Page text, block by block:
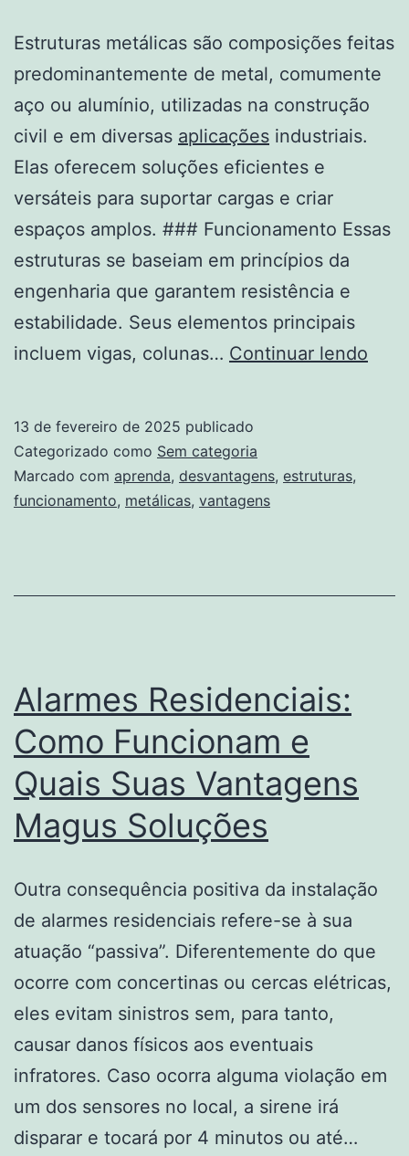
Estruturas metálicas são composições feitas
predominantemente de metal, comumente
aço ou alumínio, utilizadas na construção
civil e em diversas aplicações industriais.
Elas oferecem soluções eficientes e
versáteis para suportar cargas e criar
espaços amplos. ### Funcionamento Essas
estruturas se baseiam em princípios da
engenharia que garantem resistência e
estabilidade. Seus elementos principais
incluem vigas, colunas… Continuar lendo
13 de fevereiro de 2025 publicado
Categorizado como Sem categoria
Marcado com aprenda, desvantagens, estruturas,
funcionamento, metálicas, vantagens
Alarmes Residenciais:
Como Funcionam e
Quais Suas Vantagens
Magus Soluções
Outra consequência positiva da instalação
de alarmes residenciais refere-se à sua
atuação “passiva”. Diferentemente do que
ocorre com concertinas ou cercas elétricas,
eles evitam sinistros sem, para tanto,
causar danos físicos aos eventuais
infratores. Caso ocorra alguma violação em
um dos sensores no local, a sirene irá
disparar e tocará por 4 minutos ou até…